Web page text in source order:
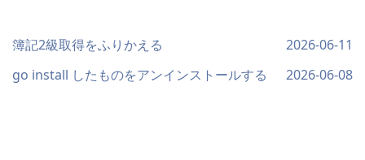
簿記2級取得をふりかえる
2026-06-11
go install したものをアンインストールする
2026-06-08